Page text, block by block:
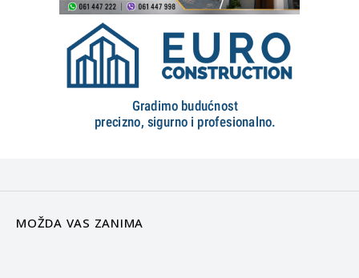
MOŽDA VAS ZANIMA